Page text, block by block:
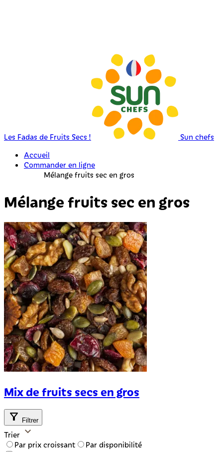
Les Fadas de Fruits Secs !
Sun chefs
Accueil
Commander en ligne
Mélange fruits sec en gros
Mélange fruits sec en gros
Mix de fruits secs en gros
Filtrer
Trier
Par prix croissant
Par disponibilité